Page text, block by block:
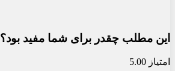
این مطلب چقدر برای شما مفید بود؟
امتیاز 5.00